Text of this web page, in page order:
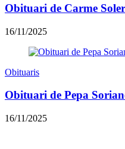
Obituari de Carme
16/11/2025
Obituaris
Obituari de Pepa
16/11/2025